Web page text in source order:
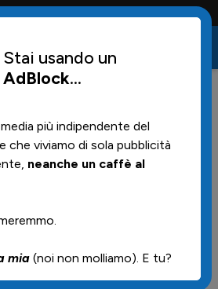
tutta la vita
e'
forzato abbinarlo
a margine dell'estrazione del
Stai usando un
AdBlock...
più indipendente del
che viviamo di sola pubblicità
neanche un caffè al
mia (noi non molliamo). E tu?